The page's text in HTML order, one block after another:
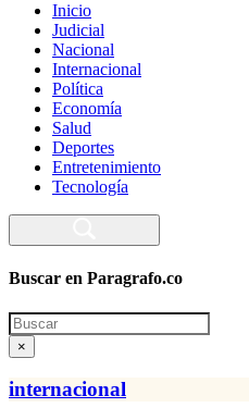
Inicio
Judicial
Nacional
Internacional
Política
Economía
Salud
Deportes
Entretenimiento
Tecnología
Buscar en Paragrafo.co
Search
×
internacional